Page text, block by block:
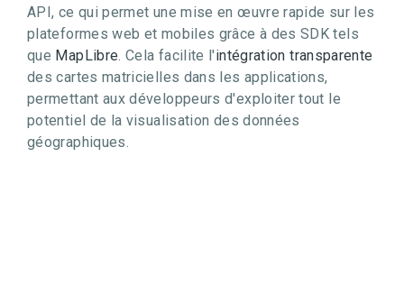
API, ce qui permet une mise en œuvre rapide sur les
plateformes web et mobiles grâce à des SDK tels
que MapLibre. Cela facilite l'intégration transparente
des cartes matricielles dans les applications,
permettant aux développeurs d'exploiter tout le
potentiel de la visualisation des données
géographiques.